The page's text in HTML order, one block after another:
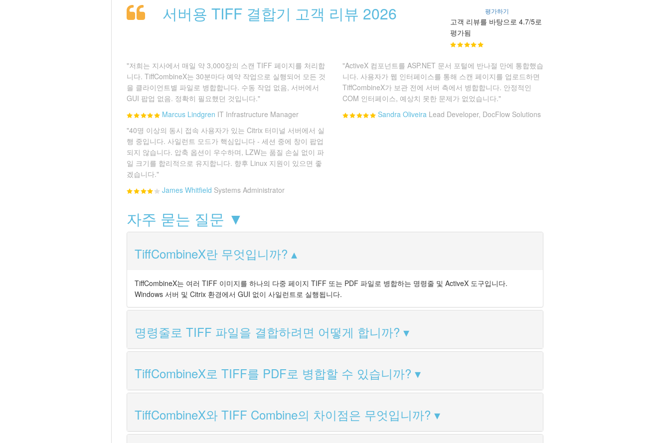
서버용 TIFF 결합기 고객 리뷰 2026 평가하기
고객 리뷰를 바탕으로 4.7/5로
평가됨
"저희는 지사에서 매일 약 3,000장의 스캔 TIFF 페이지를 처리합
니다. TiffCombineX는 30분마다 예약 작업으로 실행되어 모든 것
을 클라이언트별 파일로 병합합니다. 수동 작업 없음, 서버에서
GUI 팝업 없음. 정확히 필요했던 것입니다."
Marcus Lindgren IT Infrastructure Manager
"ActiveX 컴포넌트를 ASP.NET 문서 포털에 반나절 만에 통합했습
니다. 사용자가 웹 인터페이스를 통해 스캔 페이지를 업로드하면
TiffCombineX가 보관 전에 서버 측에서 병합합니다. 안정적인
COM 인터페이스, 예상치 못한 문제가 없었습니다."
Sandra Oliveira Lead Developer, DocFlow Solutions
"40명 이상의 동시 접속 사용자가 있는 Citrix 터미널 서버에서 실
행 중입니다. 사일런트 모드가 핵심입니다 - 세션 중에 창이 팝업
되지 않습니다. 압축 옵션이 우수하며, LZW는 품질 손실 없이 파
일 크기를 합리적으로 유지합니다. 향후 Linux 지원이 있으면 좋
겠습니다."
James Whitfield Systems Administrator
자주 묻는 질문 ▼
TiffCombineX란 무엇입니까?
TiffCombineX는 여러 TIFF 이미지를 하나의 다중 페이지 TIFF 또는 PDF 파일로 병합하는 명령줄 및 ActiveX 도구입니다.
Windows 서버 및 Citrix 환경에서 GUI 없이 사일런트로 실행됩니다.
명령줄로 TIFF 파일을 결합하려면 어떻게 합니까?
TiffCombineX로 TIFF를 PDF로 병합할 수 있습니까?
TiffCombineX와 TIFF Combine의 차이점은 무엇입니까?